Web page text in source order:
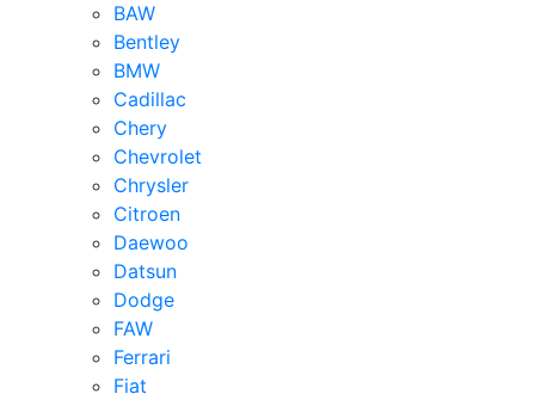
BAW
Bentley
BMW
Cadillac
Chery
Chevrolet
Chrysler
Citroen
Daewoo
Datsun
Dodge
FAW
Ferrari
Fiat